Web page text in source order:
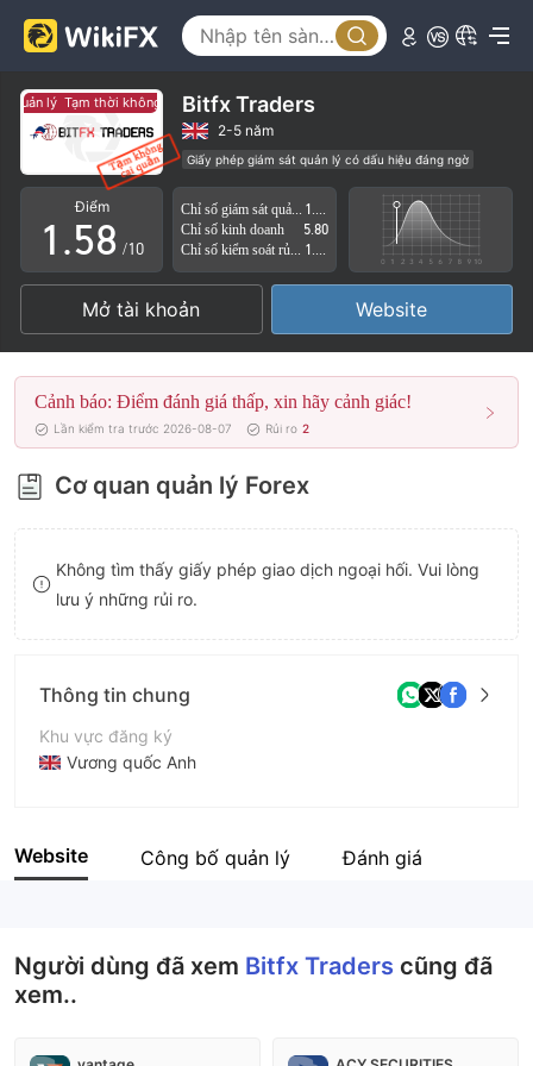
quản lý Tạm thời không có giám sát quản lý
Bitfx Traders
2-5 năm
Giấy phép giám sát quản lý có dấu hiệu đáng ngờ
Lĩnh vực nghiệp vụ đáng ngờ
Nguy cơ rủi ro cao
Điểm
0
1
2
3
4
5
6
7
8
9
.
1
2
3
4
5
6
7
8
9
4
5
6
7
8
9
/10
Chỉ số kinh doanh
5.80
Mở tài khoản Website
Cảnh báo: Điểm đánh giá thấp, xin hãy cảnh giác!
Lần kiểm tra trước 2026-08-07 Rủi ro 2
Cơ quan quản lý Forex
Không tìm thấy giấy phép giao dịch ngoại hối. Vui lòng
lưu ý những rủi ro.
Thông tin chung
Khu vực đăng ký
Vương quốc Anh
Tên công ty
Website Công bố quản lý Đánh giá
Người dùng đã xem Bitfx Traders cũng đã
xem..